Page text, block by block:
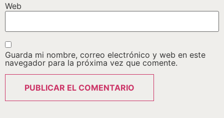
Web
Guarda mi nombre, correo electrónico y web en este
navegador para la próxima vez que comente.